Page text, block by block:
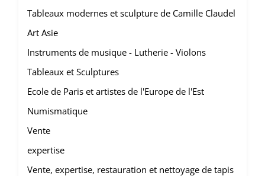
Tableaux modernes et sculpture de Camille Claudel
Art Asie
Instruments de musique - Lutherie - Violons
Tableaux et Sculptures
Ecole de Paris et artistes de l'Europe de l'Est
Numismatique
Vente
expertise
Vente, expertise, restauration et nettoyage de tapis